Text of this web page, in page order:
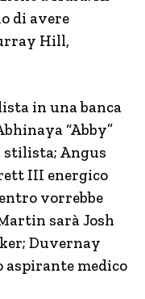
di avere
Hill,
in una banca
“Abby”
stilista; Angus
III energico
vorrebbe
sarà Josh
Duvernay
aspirante medico